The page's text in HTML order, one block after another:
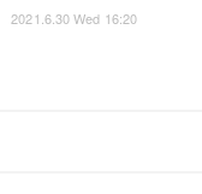
2021.6.30 Wed 16:20